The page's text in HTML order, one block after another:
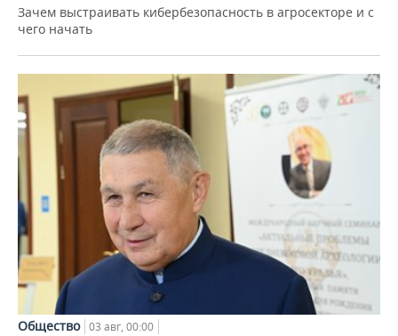
Зачем выстраивать кибербезопасность в агросекторе и с
чего начать
Общество 03 авг, 00:00